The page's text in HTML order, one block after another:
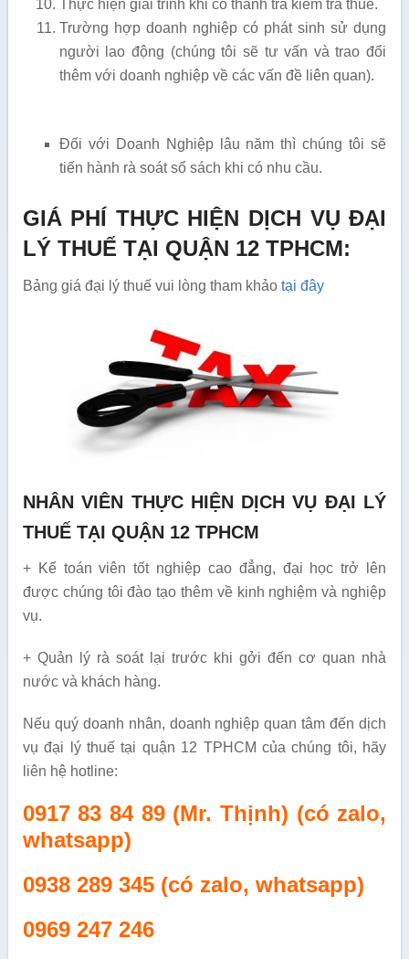
Thực hiện giải trình khi có thanh tra kiểm tra thuế.
Trường hợp doanh nghiệp có phát sinh sử dụng
người lao động (chúng tôi sẽ tư vấn và trao đổi
thêm với doanh nghiệp về các vấn đề liên quan).
Đối với Doanh Nghiệp lâu năm thì chúng tôi sẽ
tiến hành rà soát sổ sách khi có nhu cầu.
GIÁ PHÍ THỰC HIỆN DỊCH VỤ ĐẠI
LÝ THUẾ TẠI QUẬN 12 TPHCM:
Bảng giá đại lý thuế vui lòng tham khảo tại đây
NHÂN VIÊN THỰC HIỆN DỊCH VỤ ĐẠI LÝ
THUẾ TẠI QUẬN 12 TPHCM
+ Kế toán viên tốt nghiệp cao đẳng, đại học trở lên
được chúng tôi đào tạo thêm về kinh nghiệm và nghiệp
vụ.
+ Quản lý rà soát lại trước khi gởi đến cơ quan nhà
nước và khách hàng.
Nếu quý doanh nhân, doanh nghiệp quan tâm đến dịch
vụ đại lý thuế tại quận 12 TPHCM của chúng tôi, hãy
liên hệ hotline:
0917 83 84 89 (Mr. Thịnh) (có zalo,
whatsapp)
0938 289 345 (có zalo, whatsapp)
0969 247 246